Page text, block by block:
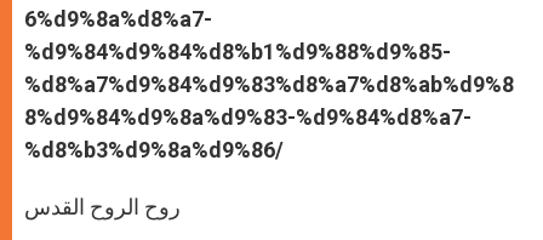
6%d9%8a%d8%a7-
%d9%84%d9%84%d8%b1%d9%88%d9%85-
%d8%a7%d9%84%d9%83%d8%a7%d8%ab%d9%8
8%d9%84%d9%8a%d9%83-%d9%84%d8%a7-
%d8%b3%d9%8a%d9%86/
روح الروح القدس